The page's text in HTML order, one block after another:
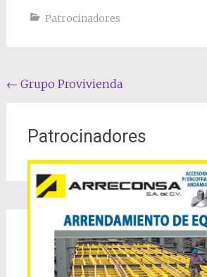
Patrocinadores
Navegación por la entrada
← Grupo Provivienda
Patrocinadores